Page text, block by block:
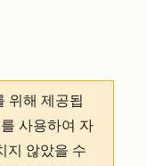
위해 제공됩
사용하여 자
지 않았을 수